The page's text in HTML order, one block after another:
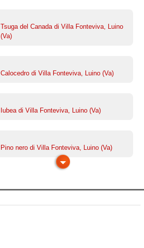
Tsuga del Canada di Villa Fonteviva, Luino
(Va)
Calocedro di Villa Fonteviva, Luino (Va)
Iubea di Villa Fonteviva, Luino (Va)
Pino nero di Villa Fonteviva, Luino (Va)